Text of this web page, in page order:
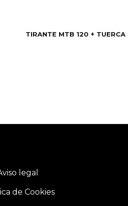
TIRANTE MTB 120 + TUERCA
legal
de Cookies